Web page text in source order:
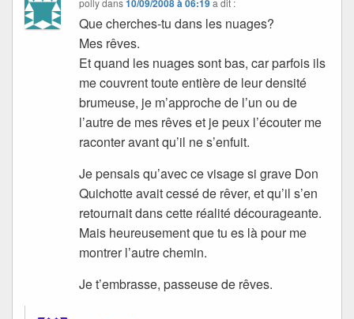
pollydans10/09/2008 à 06:19 a dit :
Que cherches-tu dans les nuages?
Mes rêves.
Et quand les nuages sont bas, car parfois ils
me couvrent toute entière de leur densité
brumeuse, je m’approche de l’un ou de
l’autre de mes rêves et je peux l’écouter me
raconter avant qu’il ne s’enfuit.
Je pensais qu’avec ce visage si grave Don
Quichotte avait cessé de rêver, et qu’il s’en
retournait dans cette réalité décourageante.
Mais heureusement que tu es là pour me
montrer l’autre chemin.
Je t’embrasse, passeuse de rêves.